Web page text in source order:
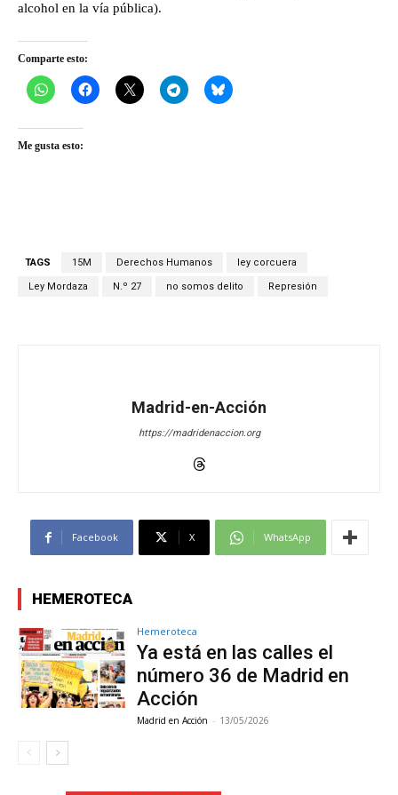
alcohol en la vía pública).
Comparte esto:
Me gusta esto:
TAGS 15M Derechos Humanos ley corcuera
Ley Mordaza N.º 27 no somos delito Represión
Madrid-en-Acción
https://madridenaccion.org
Facebook X WhatsApp
HEMEROTECA
Hemeroteca
Ya está en las calles el
número 36 de Madrid en
Acción
Madrid en Acción - 13/05/2026